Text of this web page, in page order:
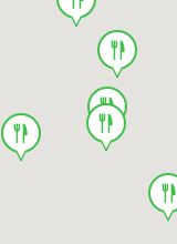
food
food
food
food